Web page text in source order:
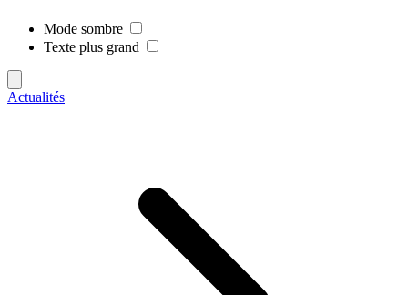
Mode sombre
Texte plus grand
Actualités